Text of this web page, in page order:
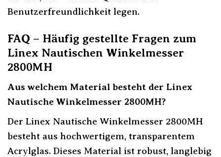
Benutzerfreundlichkeit legen.
FAQ – Häufig gestellte Fragen zum
Linex Nautischen Winkelmesser
2800MH
Aus welchem Material besteht der Linex
Nautische Winkelmesser 2800MH?
Der Linex Nautische Winkelmesser 2800MH
besteht aus hochwertigem, transparentem
Acrylglas. Dieses Material ist robust, langlebig